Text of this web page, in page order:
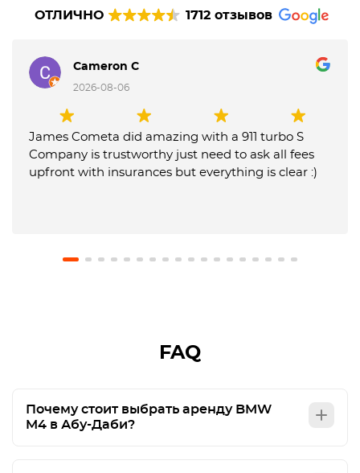
ОТЛИЧНО 1712 отзывов
Cameron C
2026-08-06
James Cometa did amazing with a 911 turbo S
Company is trustworthy just need to ask all fees
upfront with insurances but everything is clear :)
FAQ
Почему стоит выбрать аренду BMW
M4 в Абу-Даби?